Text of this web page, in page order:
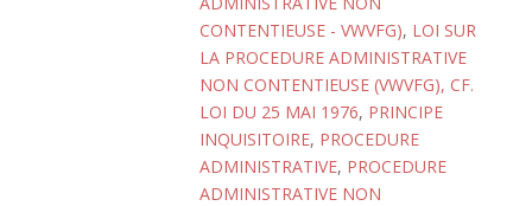
CONTENTIEUSE - VWVFG), LOI SUR
LA PROCEDURE ADMINISTRATIVE
NON CONTENTIEUSE (VWVFG), CF.
LOI DU 25 MAI 1976, PRINCIPE
INQUISITOIRE, PROCEDURE
ADMINISTRATIVE, PROCEDURE
ADMINISTRATIVE NON